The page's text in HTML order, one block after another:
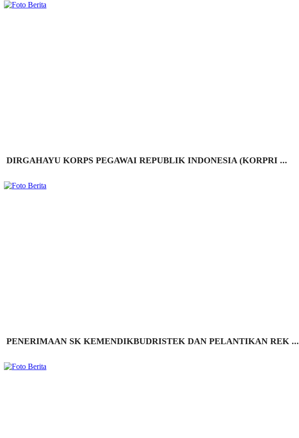
DIRGAHAYU KORPS PEGAWAI REPUBLIK INDONESIA (KORPRI ...
PENERIMAAN SK KEMENDIKBUDRISTEK DAN PELANTIKAN REK ...